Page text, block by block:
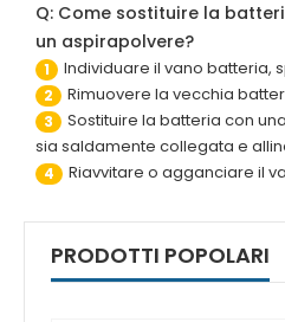
Q: Come sostituire la
un aspirapolvere?
1 Individuare il vano batteria,
2 Rimuovere la vecchia
3
Sostituire la batteria con
sia saldamente collegata e
4 Riavvitare o agganciare il
PRODOTTI POPOLARI